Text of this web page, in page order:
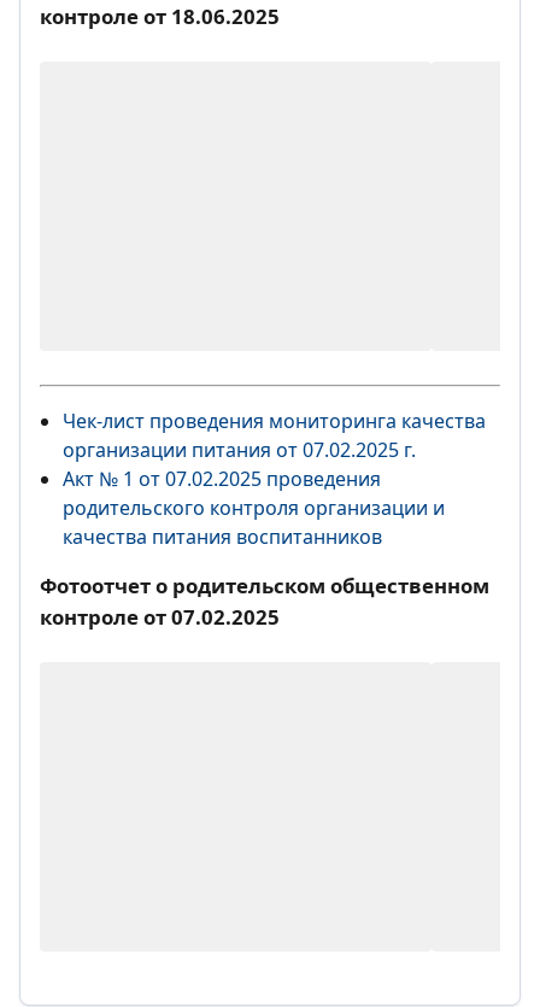
контроле от 18.06.2025
Чек-лист проведения мониторинга качества
организации питания от 07.02.2025 г.
Акт № 1 от 07.02.2025 проведения
родительского контроля организации и
качества питания воспитанников
Фотоотчет о родительском общественном
контроле от 07.02.2025